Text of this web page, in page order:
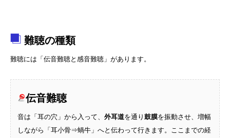
難聴の種類
難聴には「伝音難聴と感音難聴」があります。
伝音難聴
音は「耳の穴」から入って、 外耳道を通り 鼓膜を振動させ、増幅
しながら「耳小骨⇒蝸牛」へと伝わって行きます。ここまでの経